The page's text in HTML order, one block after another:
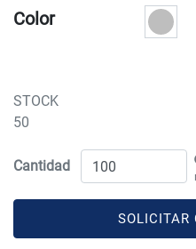
Color
STOCK
50
Cantidad
SOLICITAR